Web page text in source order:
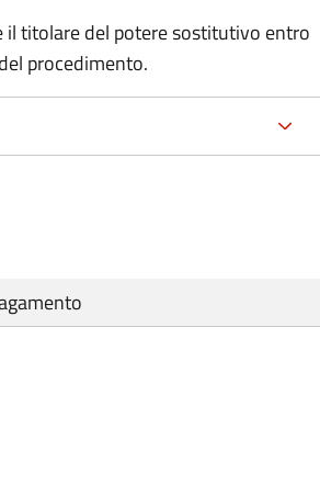
titolare del potere sostitutivo entro
procedimento.